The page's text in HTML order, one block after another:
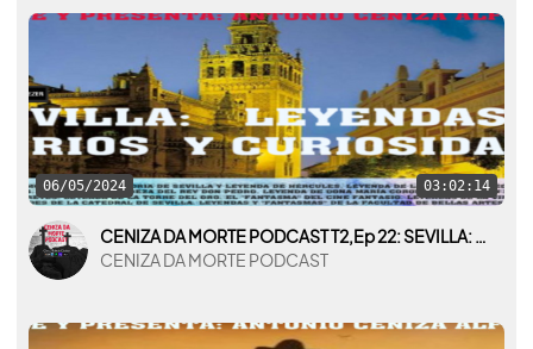
06/05/2024 03:02:14
CENIZA DA MORTE PODCAST T2,Ep 22: SEVILLA: LEYENDAS, MISTERIOS Y CURIOSIDADES
CENIZA DA MORTE PODCAST